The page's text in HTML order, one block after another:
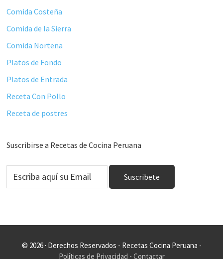
Comida Costeña
Comida de la Sierra
Comida Nortena
Platos de Fondo
Platos de Entrada
Receta Con Pollo
Receta de postres
Suscribirse a Recetas de Cocina Peruana
© 2026 · Derechos Reservados - Recetas Cocina Peruana -
Políticas de Privacidad - Contactar